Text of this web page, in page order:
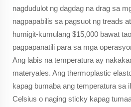
nagdudulot ng dagdag na drag sa
nagpapabilis sa pagsuot ng treads
humigit-kumulang $15,000 bawat
pagpapanatili para sa mga
Ang labis na temperatura ay
materyales. Ang thermoplastic
kapag bumaba ang temperatura sa
Celsius o naging sticky kapag